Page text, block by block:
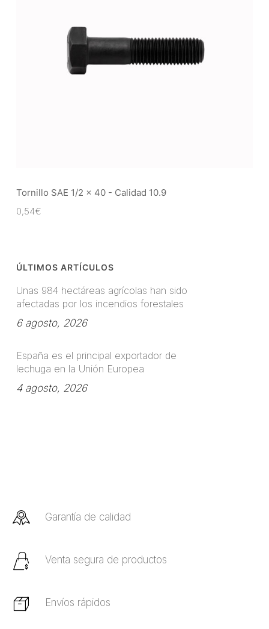
Tornillo SAE 1/2 x 40 - Calidad 10.9
0,54€
ÚLTIMOS ARTÍCULOS
Unas 984 hectáreas agrícolas han sido
afectadas por los incendios forestales
6 agosto, 2026
España es el principal exportador de
lechuga en la Unión Europea
4 agosto, 2026
Garantía de calidad
Venta segura de productos
Envíos rápidos